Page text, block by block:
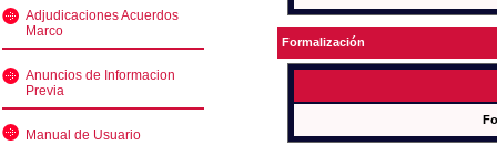
Adjudicaciones Acuerdos
Marco
Anuncios de Informacion
Previa
Manual de Usuario
Formalización